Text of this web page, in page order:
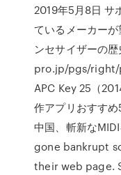
2019年5月8日 サ
ているメーカー
ンセサイザーの
pro.jp/pgs/
APC Key 25（
作アプリおすすめ
中国、斬新な
gone bankrupt
their web page.